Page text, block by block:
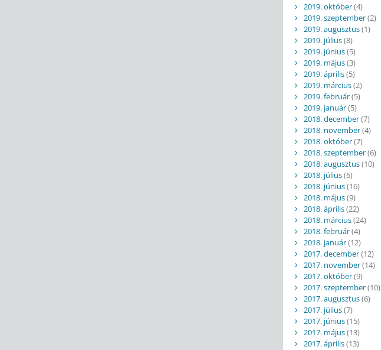
2019. október(4)
2019. szeptember(2)
2019. augusztus(1)
2019. július(8)
2019. június(5)
2019. május(3)
2019. április(5)
2019. március(2)
2019. február(5)
2019. január(5)
2018. december(7)
2018. november(4)
2018. október(7)
2018. szeptember(6)
2018. augusztus(10)
2018. július(6)
2018. június(16)
2018. május(9)
2018. április(22)
2018. március(24)
2018. február(4)
2018. január(12)
2017. december(12)
2017. november(14)
2017. október(9)
2017. szeptember(10)
2017. augusztus(6)
2017. július(7)
2017. június(15)
2017. május(13)
2017. április(13)